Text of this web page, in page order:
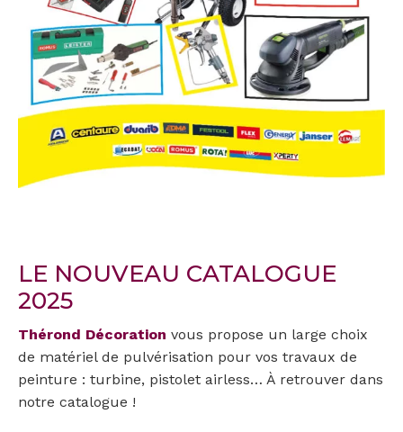
LE NOUVEAU CATALOGUE
2025
Thérond Décoration vous propose un large choix
de matériel de pulvérisation pour vos travaux de
peinture : turbine, pistolet airless… À retrouver dans
notre catalogue !